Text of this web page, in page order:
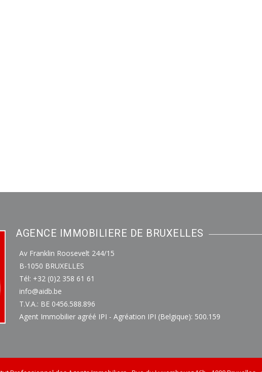
AGENCE IMMOBILIERE DE BRUXELLES
Av Franklin Roosevelt 244/15
B-1050 BRUXELLES
Tél: +32 (0)2 358 61 61
info@aidb.be
T.V.A.: BE 0456.588.896
Agent Immobilier agréé IPI - Agréation IPI (Belgique): 500.159